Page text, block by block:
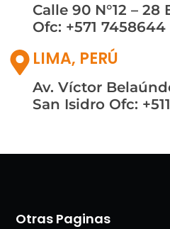
Calle 90 N°12 – 28
Ofc: +571 7458644
LIMA, PERÚ
Av. Víctor
San Isidro Ofc:
Otras Paginas